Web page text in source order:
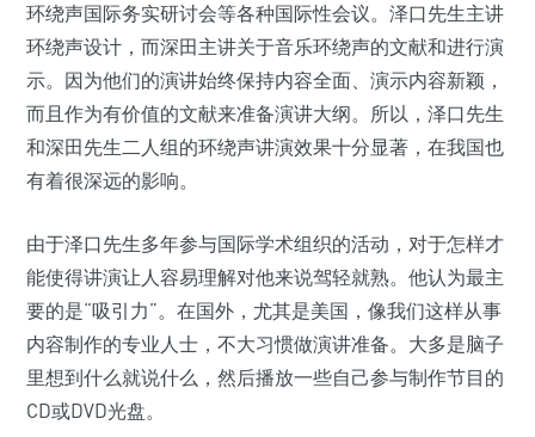
环绕声国际务实研讨会等各种国际性会议。泽口先生主讲
环绕声设计，而深田主讲关于音乐环绕声的文献和进行演
示。因为他们的演讲始终保持内容全面、演示内容新颖，
而且作为有价值的文献来准备演讲大纲。所以，泽口先生
和深田先生二人组的环绕声讲演效果十分显著，在我国也
有着很深远的影响。
由于泽口先生多年参与国际学术组织的活动，对于怎样才
能使得讲演让人容易理解对他来说驾轻就熟。他认为最主
要的是“吸引力”。在国外，尤其是美国，像我们这样从事
内容制作的专业人士，不大习惯做演讲准备。大多是脑子
里想到什么就说什么，然后播放一些自己参与制作节目的
CD或DVD光盘。